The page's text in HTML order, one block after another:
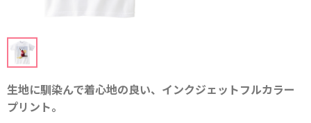
生地に馴染んで着心地の良い、インクジェットフルカラー
プリント。